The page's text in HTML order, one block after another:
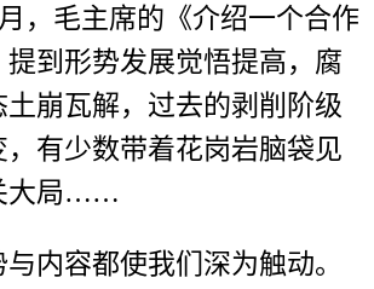
，毛主席的《介绍一个合作
到形势发展觉悟提高，腐
崩瓦解，过去的剥削阶级
有少数带着花岗岩脑袋见
大局……
内容都使我们深为触动。